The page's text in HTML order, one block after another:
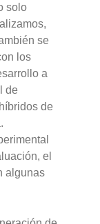
solo
se
los
a
de
de
el
algunas